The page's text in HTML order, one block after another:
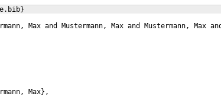
}
Max and Mustermann, Max and Mustermann,
Max} ,